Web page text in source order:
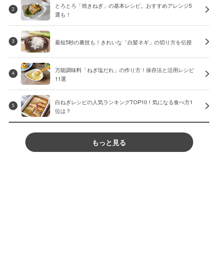
2
とろとろ「焼きねぎ」の基本レシピ。おすすめアレンジ5
選も！
3 最短5秒の裏技も！きれいな「白髪ネギ」の切り方を伝授
4
万能調味料「ねぎ塩だれ」の作り方！保存法と活用レシピ
11選
5
白ねぎレシピの人気ランキングTOP10！気になる食べ方1
位は？
もっと見る